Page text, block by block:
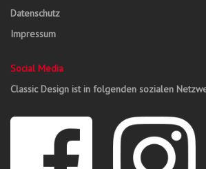
Datenschutz
Impressum
Social Media
Classic Design ist in folgenden sozialen